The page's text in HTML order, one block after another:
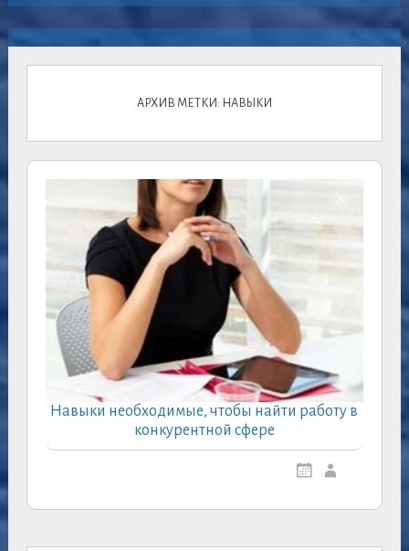
АРХИВ МЕТКИ: НАВЫКИ
Навыки необходимые, чтобы найти работу в
конкурентной сфере